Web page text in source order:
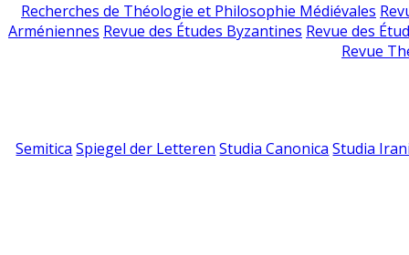
Recherches de Théologie et Philosophie Médiévales
Arméniennes Revue des Études Byzantines Revue des
Revue
Semitica Spiegel der Letteren Studia Canonica Studia